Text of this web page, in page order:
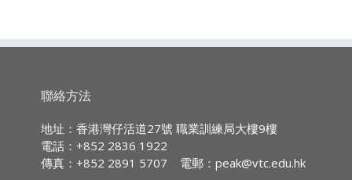
課程大綱：
表現。
2. 學習以人工智能驅動的領導技巧，有效激勵
及指導銷售團隊。
3. 運用社交聆聽，識別商機及客戶需求。
持續專業進修
IA CPD Hours:
3
MPFA Non-core CPD Hours:
聯絡方法
地址：香港灣仔活道27號 職業訓練局大樓9樓
電話：+852 2836 1922
傳真：+852 2891 5707
電郵： peak@vtc.edu.hk